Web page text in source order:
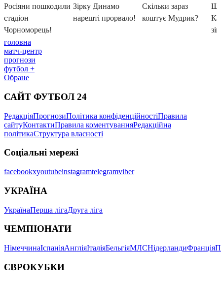
головна
матч-центр
прогнози
футбол +
Обране
САЙТ ФУТБОЛ 24
РедакціяПрогнозиПолітика конфіденційностіПравила
сайтуКонтактиПравила коментуванняРедакційна
політикаСтруктура власності
Соціальні мережі
facebookxyoutubeinstagramtelegramviber
УКРАЇНА
УкраїнаПерша лігаДруга ліга
ЧЕМПІОНАТИ
НімеччинаІспаніяАнгліяІталіяБельгіяМЛСНідерландиФранція
ЄВРОКУБКИ